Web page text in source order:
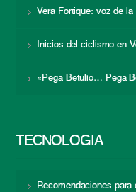
Vera Fortique: voz de la
Inicios del ciclismo en
«Pega Betulio… Pega
TECNOLOGÍA
Recomendaciones